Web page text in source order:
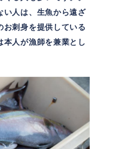
い人は、生魚から遠ざ
お刺身を提供している
本人が漁師を兼業とし